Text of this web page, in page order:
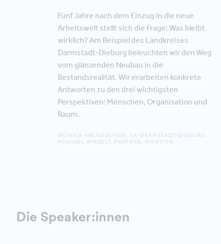
Fünf Jahre nach dem Einzug in die neue
Arbeitswelt stellt sich die Frage: Was bleibt
wirklich? Am Beispiel des Landkreises
Darmstadt-Dieburg beleuchten wir den Weg
vom glänzenden Neubau in die
Bestandsrealität. Wir erarbeiten konkrete
Antworten zu den drei wichtigsten
Perspektiven: Menschen, Organisation und
Raum.
MONIKA ABENDSCHEIN, LK DARMSTADT-DIEBURG
MICHAEL WIEBELT, PARTNER, MOOCON
Die Speaker:innen